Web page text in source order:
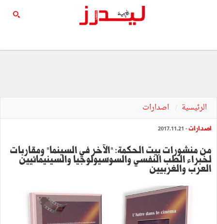
الرئيسية اصدارات
اصدارات- 2017.11.21
من منشورات بيت الحكمة: "الآخر في السينما" ومقاربات
لخبراء الطب النفسي والسوسيولوجيا والسينيمائيين
العرب والغربيين